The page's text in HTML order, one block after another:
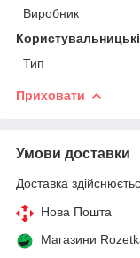
Виробник
Тип
Приховати
Умови доставки
Доставка
Нова Пошта
Магазини